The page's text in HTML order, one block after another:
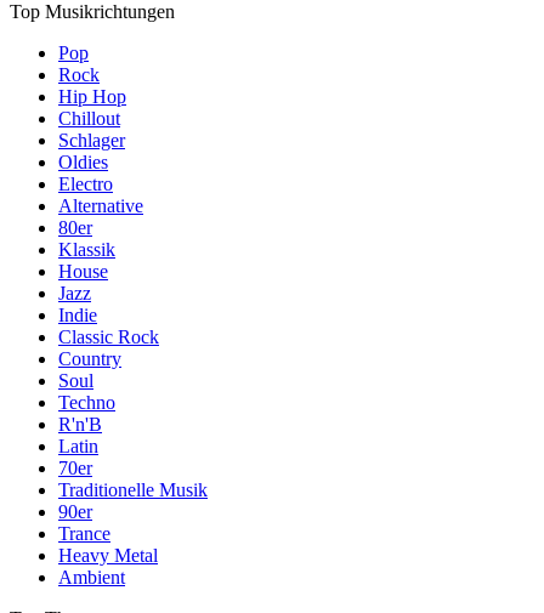
Top Musikrichtungen
Pop
Rock
Hip Hop
Chillout
Schlager
Oldies
Electro
Alternative
80er
Klassik
House
Jazz
Indie
Classic Rock
Country
Soul
Techno
R'n'B
Latin
70er
Traditionelle Musik
90er
Trance
Heavy Metal
Ambient